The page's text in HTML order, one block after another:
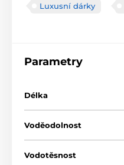
Luxusní dárky
Parametry
Délka
Voděodolnost
Vodotěsnost